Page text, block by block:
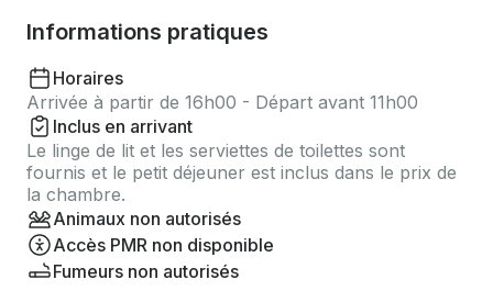
Informations pratiques
Horaires
Arrivée à partir de 16h00 - Départ avant 11h00
Inclus en arrivant
Le linge de lit et les serviettes de toilettes sont
fournis et le petit déjeuner est inclus dans le prix de
la chambre.
Animaux non autorisés
Accès PMR non disponible
Fumeurs non autorisés